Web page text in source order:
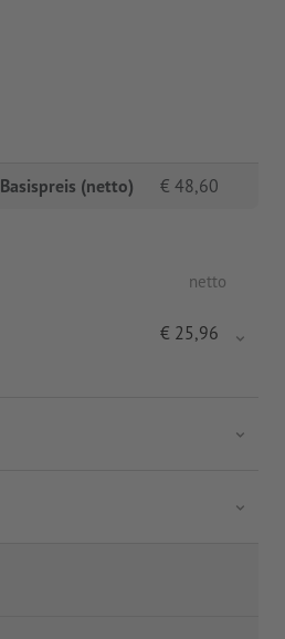
Basispreis (netto) € 48,60
netto
€ 25,96